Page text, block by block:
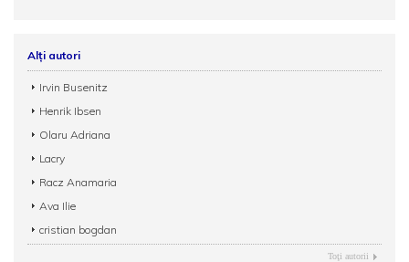
Alți autori
Irvin Busenitz
Henrik Ibsen
Olaru Adriana
Lacry
Racz Anamaria
Ava Ilie
cristian bogdan
Toţi autorii